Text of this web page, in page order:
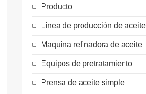
Producto
Línea de producción de aceite
Maquina refinadora de aceite
Equipos de pretratamiento
Prensa de aceite simple